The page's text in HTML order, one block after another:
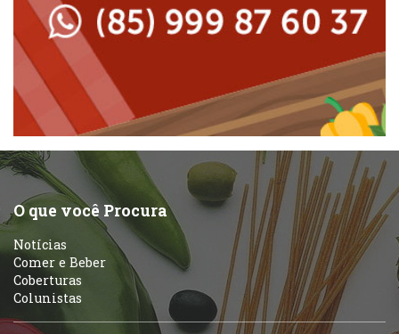
Massas
Peixes e Frutos do Mar
Pizzarias
Portuguesa
Self-service
Peixes e Frutos do Mar
Pizzarias
Sobremesas e sorvetes
Variados
O que você Procura
Notícias
Comer e Beber
Coberturas
Colunistas